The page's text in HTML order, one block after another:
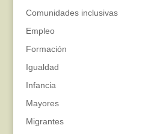
Comunidades inclusivas
Empleo
Formación
Igualdad
Infancia
Mayores
Migrantes